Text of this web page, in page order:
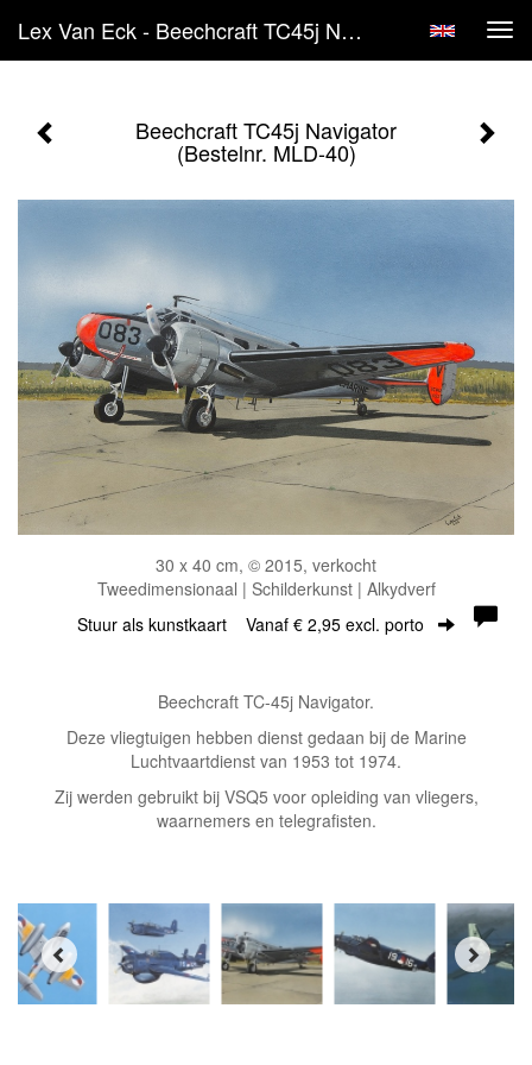
Lex Van Eck - Beechcraft TC45j Navigator (Bestelnr. MLD-40)
Beechcraft TC45j Navigator
(Bestelnr. MLD-40)
30 x 40 cm, © 2015, verkocht
Tweedimensionaal | Schilderkunst | Alkydverf
Stuur als kunstkaart Vanaf € 2,95 excl. porto
Beechcraft TC-45j Navigator.
Deze vliegtuigen hebben dienst gedaan bij de Marine
Luchtvaartdienst van 1953 tot 1974.
Zij werden gebruikt bij VSQ5 voor opleiding van vliegers,
waarnemers en telegrafisten.